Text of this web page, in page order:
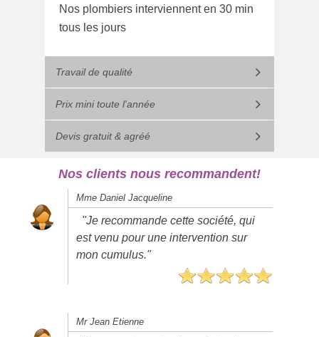
Nos plombiers interviennent en 30 min
tous les jours
Travail de qualité
Prix mini toute l'année
Devis gratuit & agréé
Nos clients nous recommandent!
Mme Daniel Jacqueline
"Je recommande cette société, qui
est venu pour une intervention sur
mon cumulus."
Mr Jean Etienne